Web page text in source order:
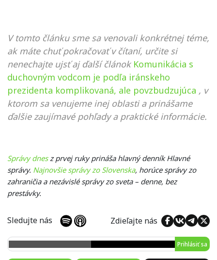
V tomto článku sme sa venovali konkrétnej téme,
ak máte chuť pokračovať v čítaní, určite si
nenechajte ujsť aj ďalší článok Komunikácia s
duchovným vodcom je podľa iránskeho
prezidenta komplikovaná, ale povzbudzujúca , v
ktorom sa venujeme inej oblasti a prinášame
ďalšie zaujímavé pohľady a praktické informácie.
Správy dnesz prvej ruky prináša hlavný denník Hlavné
správy. Najnovšie správy zo Slovenska, horúce správy zo
zahraničia a nezávislé správy zo sveta – denne, bez
prestávky.
Sledujte nás Zdieľajte nás
Prihlásiť sa